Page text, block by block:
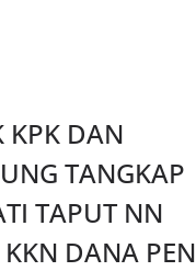
KPK DAN
TANGKAP
TAPUT NN
DANA PEN